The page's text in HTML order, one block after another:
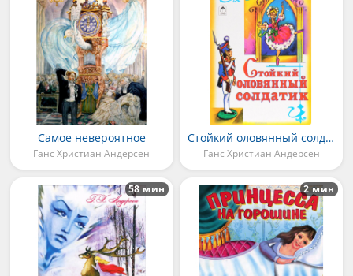
Самое невероятное
Ганс Христиан Андерсен
Стойкий оловянный солдатик
Ганс Христиан Андерсен
58 мин 2 мин